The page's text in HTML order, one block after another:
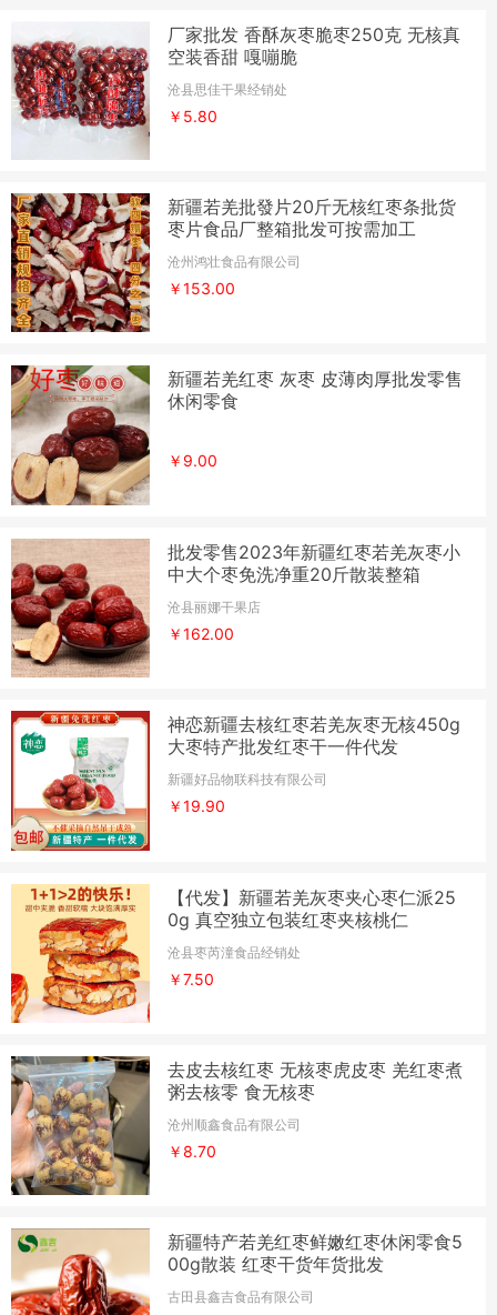
厂家批发 香酥灰枣脆枣250克 无核真
空装香甜 嘎嘣脆
沧县思佳干果经销处
￥5.80
新疆若羌批發片20斤无核红枣条批货
枣片食品厂整箱批发可按需加工
沧州鸿壮食品有限公司
￥153.00
新疆若羌红枣 灰枣 皮薄肉厚批发零售
休闲零食
￥9.00
批发零售2023年新疆红枣若羌灰枣小
中大个枣免洗净重20斤散装整箱
沧县丽娜干果店
￥162.00
神恋新疆去核红枣若羌灰枣无核450g
大枣特产批发红枣干一件代发
新疆好品物联科技有限公司
￥19.90
【代发】新疆若羌灰枣夹心枣仁派25
0g 真空独立包装红枣夹核桃仁
沧县枣芮潼食品经销处
￥7.50
去皮去核红枣 无核枣虎皮枣 羌红枣煮
粥去核零 食无核枣
沧州顺鑫食品有限公司
￥8.70
新疆特产若羌红枣鲜嫩红枣休闲零食5
00g散装 红枣干货年货批发
古田县鑫吉食品有限公司